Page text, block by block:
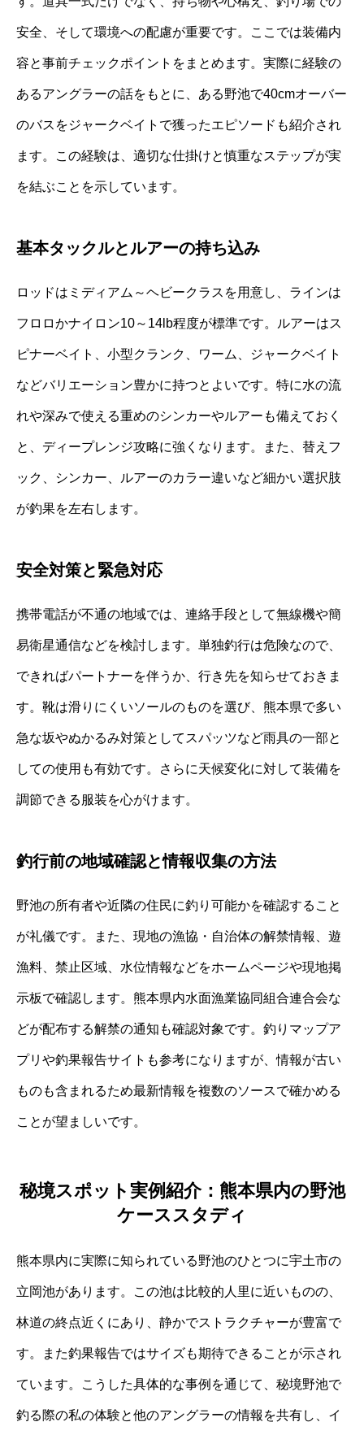
安全、そして環境への配慮が重要です。ここでは装備内
容と事前チェックポイントをまとめます。実際に経験の
あるアングラーの話をもとに、ある野池で40cmオーバー
のバスをジャークベイトで獲ったエピソードも紹介され
ます。この経験は、適切な仕掛けと慎重なステップが実
を結ぶことを示しています。
基本タックルとルアーの持ち込み
ロッドはミディアム～ヘビークラスを用意し、ラインは
フロロかナイロン10～14lb程度が標準です。ルアーはス
ピナーベイト、小型クランク、ワーム、ジャークベイト
などバリエーション豊かに持つとよいです。特に水の流
れや深みで使える重めのシンカーやルアーも備えておく
と、ディープレンジ攻略に強くなります。また、替えフ
ック、シンカー、ルアーのカラー違いなど細かい選択肢
が釣果を左右します。
安全対策と緊急対応
携帯電話が不通の地域では、連絡手段として無線機や簡
易衛星通信などを検討します。単独釣行は危険なので、
できればパートナーを伴うか、行き先を知らせておきま
す。靴は滑りにくいソールのものを選び、熊本県で多い
急な坂やぬかるみ対策としてスパッツなど雨具の一部と
しての使用も有効です。さらに天候変化に対して装備を
調節できる服装を心がけます。
釣行前の地域確認と情報収集の方法
野池の所有者や近隣の住民に釣り可能かを確認すること
が礼儀です。また、現地の漁協・自治体の解禁情報、遊
漁料、禁止区域、水位情報などをホームページや現地掲
示板で確認します。熊本県内水面漁業協同組合連合会な
どが配布する解禁の通知も確認対象です。釣りマップア
プリや釣果報告サイトも参考になりますが、情報が古い
ものも含まれるため最新情報を複数のソースで確かめる
ことが望ましいです。
秘境スポット実例紹介：熊本県内の野池
ケーススタディ
熊本県内に実際に知られている野池のひとつに宇土市の
立岡池があります。この池は比較的人里に近いものの、
林道の終点近くにあり、静かでストラクチャーが豊富で
す。また釣果報告ではサイズも期待できることが示され
ています。こうした具体的な事例を通じて、秘境野池で
釣る際の私の体験と他のアングラーの情報を共有し、イ